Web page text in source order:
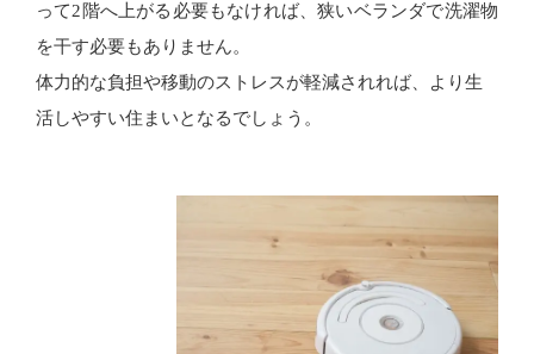
って2階へ上がる必要もなければ、狭いベランダで洗濯物
を干す必要もありません。
体力的な負担や移動のストレスが軽減されれば、より生
活しやすい住まいとなるでしょう。